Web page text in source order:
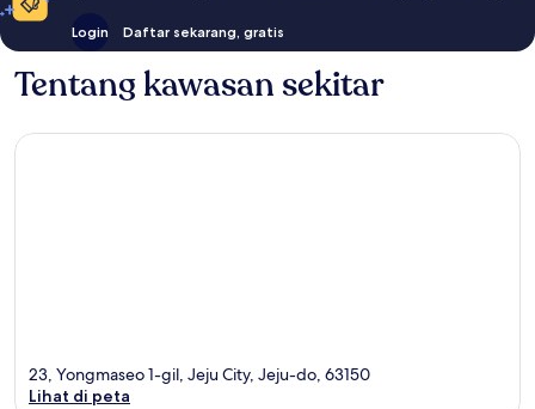
Login Daftar sekarang, gratis
Tentang kawasan sekitar
23, Yongmaseo 1-gil, Jeju City, Jeju-do, 63150
Lihat di peta